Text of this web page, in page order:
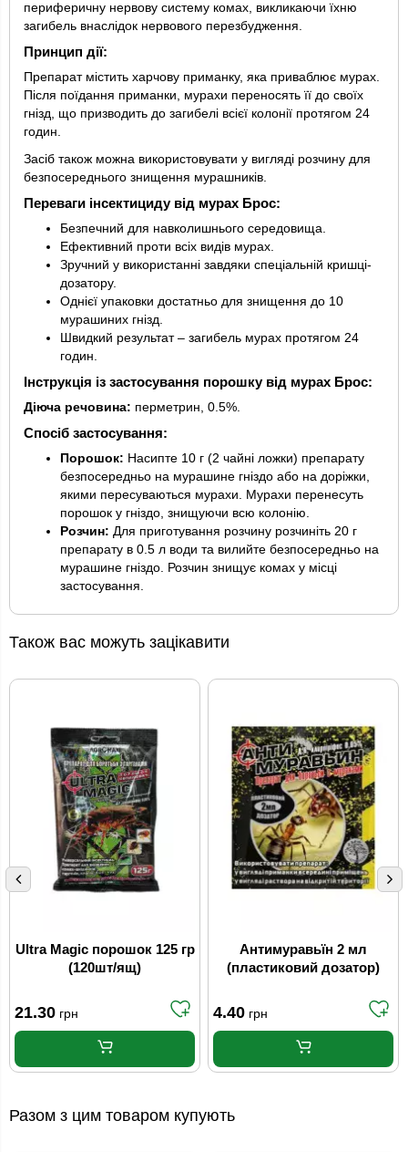
периферичну нервову систему комах, викликаючи їхню
загибель внаслідок нервового перезбудження.
Принцип дії:
Препарат містить харчову приманку, яка приваблює мурах.
Після поїдання приманки, мурахи переносять її до своїх
гнізд, що призводить до загибелі всієї колонії протягом 24
годин.
Засіб також можна використовувати у вигляді розчину для
безпосереднього знищення мурашників.
Переваги інсектициду від мурах Брос:
Безпечний для навколишнього середовища.
Ефективний проти всіх видів мурах.
Зручний у використанні завдяки спеціальній кришці-
дозатору.
Однієї упаковки достатньо для знищення до 10
мурашиних гнізд.
Швидкий результат – загибель мурах протягом 24
годин.
Інструкція із застосування порошку від мурах Брос:
Діюча речовина: перметрин, 0.5%.
Спосіб застосування:
Порошок: Насипте 10 г (2 чайні ложки) препарату
безпосередньо на мурашине гніздо або на доріжки,
якими пересуваються мурахи. Мурахи перенесуть
порошок у гніздо, знищуючи всю колонію.
Розчин: Для приготування розчину розчиніть 20 г
препарату в 0.5 л води та вилийте безпосередньо на
мурашине гніздо. Розчин знищує комах у місці
застосування.
Також вас можуть зацікавити
Ultra Magic порошок 125 гр
(120шт/ящ)
21.30 грн
Антимуравьїн 2 мл
(пластиковий дозатор)
4.40 грн
Разом з цим товаром купують